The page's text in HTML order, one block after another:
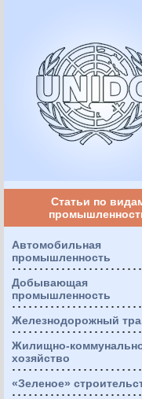
Статьи по
Автомобильная
промышленность
Добывающая
промышленность
Железнодорожный
Жилищно-
хозяйство
«Зеленое»